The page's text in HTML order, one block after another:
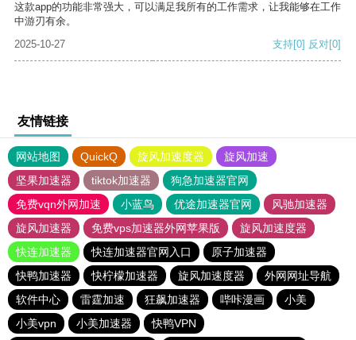
这款app的功能非常强大，可以满足我所有的工作需求，让我能够在工作
中游刃有余。
2025-10-27
支持[0] 反对[0]
友情链接
网站地图 QuickQ 旋风加速度器
旋风加速
坚果加速器
tiktok加速器
狗急加速器官网
免费vqn外网加速
小蓝鸟 优途加速器官网
风驰加速器
旋风加速器
免费vps加速器外网苹果版
旋风加速度器
快连加速器
快连加速器官网入口
原子加速器
快鸭加速器
快柠檬加速器 旋风加速度器
外网网址导航
软件中心
雷霆加速 狂飙加速器 哔咔漫画
小美
小美vpn
小美加速器
快鸭VPN